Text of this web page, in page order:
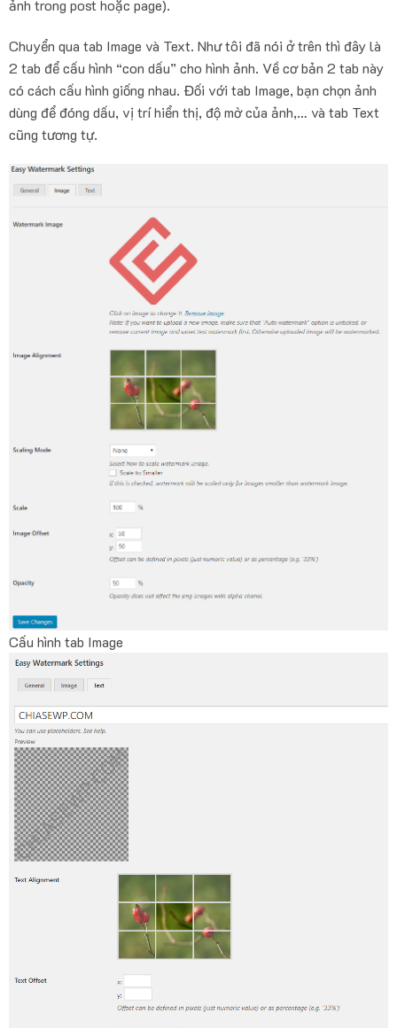
ảnh trong post hoặc page).
Chuyển qua tab Image và Text. Như tôi đã nói ở trên thì đây là
2 tab để cấu hình “con dấu” cho hình ảnh. Về cơ bản 2 tab này
có cách cấu hình giống nhau. Đối với tab Image, bạn chọn ảnh
dùng để đóng dấu, vị trí hiển thị, độ mờ của ảnh,… và tab Text
cũng tương tự.
Cấu hình tab Image